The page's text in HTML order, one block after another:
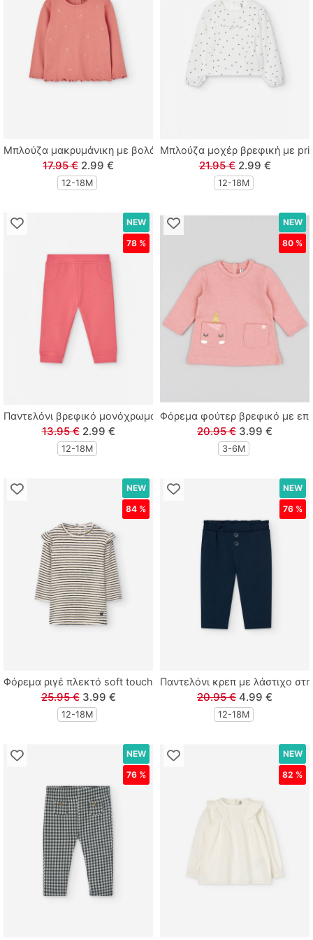
Μπλούζα μακρυμάνικη με βολάν και κέντημα λουλούδια εκάι
17.95 € 2.99 €
12-18Μ
Μπλούζα μοχέρ βρεφική με
21.95 € 2.99 €
12-18Μ
Παντελόνι βρεφικό μονόχρωμο με φλις επένδυση κοραλί
13.95 € 2.99 €
12-18Μ
NEW
78 %
Φόρεμα φούτερ βρεφικό με
20.95 € 3.99 €
3-6M
NEW
80 %
Φόρεμα ριγέ πλεκτό soft touch με κέντημα πεταλούδα λευκό
25.95 € 3.99 €
12-18Μ
NEW
84 %
Παντελόνι κρεπ με λάστιχο
20.95 € 4.99 €
12-18Μ
NEW
76 %
NEW
76 %
NEW
82 %
Lamour
Linverno Knitwear
Losan Kids
MARIO ALESSANDRO
Paul Christophe
Polo Club
Real Brand
Street Monkey
Sugar
Sweet Baby
Zenia